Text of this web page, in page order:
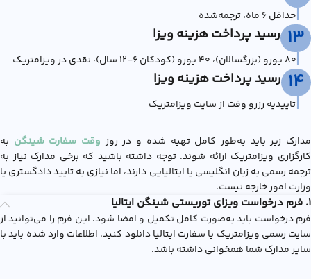
|حداقل ۶ ماه، ترجمه‌شده
13 رسید پرداخت هزینه ویزا
|۸۰ یورو (بزرگسالان)، ۴۰ یورو (کودکان ۶-۱۲ سال)، نقدی در ویزامتریک
14 رسید پرداخت هزینه ویزا
|تاییدیه رزرو وقت از سایت ویزامتریک
مدارک زیر باید به‌طور کامل تهیه شده و در روز وقت سفارت شینگن به
کارگزاری ویزامتریک ارائه شوند. توجه داشته باشید که برخی مدارک نیاز به
ترجمه رسمی به زبان انگلیسی یا ایتالیایی دارند، اما نیازی به تایید دادگستری یا
وزارت امور خارجه نیست.
1. فرم درخواست ویزای توریستی شینگن ایتالیا
فرم درخواست باید به‌صورت کامل تکمیل و امضا شود. این فرم را می‌توانید از
سایت رسمی ویزامتریک یا سفارت ایتالیا دانلود کنید. اطلاعات وارد شده باید با
سایر مدارک شما همخوانی داشته باشد.